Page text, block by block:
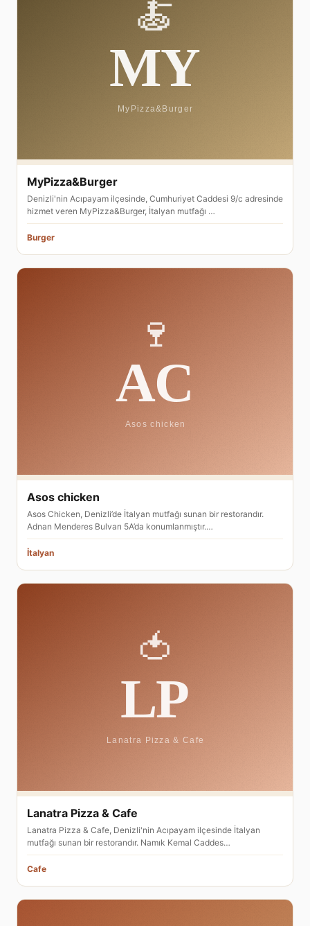
MyPizza&Burger
Denizli'nin Acıpayam ilçesinde, Cumhuriyet Caddesi 9/c adresinde
hizmet veren MyPizza&Burger, İtalyan mutfağı …
Burger
Asos chicken
Asos Chicken, Denizli’de İtalyan mutfağı sunan bir restorandır.
Adnan Menderes Bulvarı 5A’da konumlanmıştır.…
İtalyan
Lanatra Pizza & Cafe
Lanatra Pizza & Cafe, Denizli'nin Acıpayam ilçesinde İtalyan
mutfağı sunan bir restorandır. Namık Kemal Caddes…
Cafe